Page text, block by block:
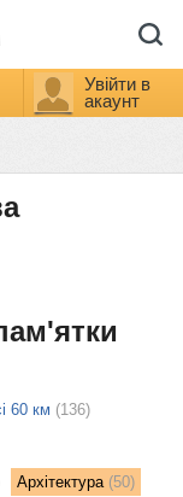
Увійти в
акаунт
60 км (136)
Архітектура(50)